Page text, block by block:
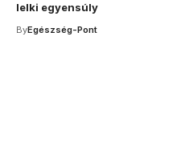
lelki egyensúly
ByEgészség-Pont